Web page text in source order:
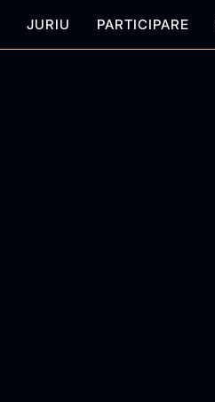
JURIU PARTICIPARE